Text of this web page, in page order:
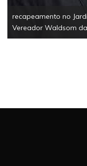
recapeamento no
Vereador Waldsom